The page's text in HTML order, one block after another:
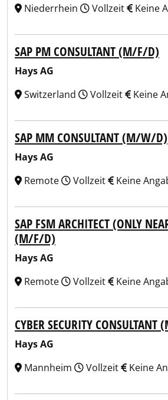
Niederrhein
Vollzeit Keine
SAP PM CONSULTANT (M/F/D)
Hays AG
Switzerland
Vollzeit Keine
SAP MM CONSULTANT (M/W/D)
Hays AG
Remote
Vollzeit Keine
SAP FSM ARCHITECT (ONLY
(M/F/D)
Hays AG
Remote
Vollzeit Keine
CYBER SECURITY
Hays AG
Mannheim
Vollzeit Keine